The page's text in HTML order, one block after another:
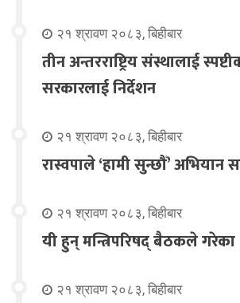
२१ श्रावण २०८३, बिहीबार
तीन अन्तरराष्ट्रिय संस्थालाई
सरकारलाई निर्देशन
२१ श्रावण २०८३, बिहीबार
रास्वपाले ‘हामी सुन्छौँ’ अभियान
२१ श्रावण २०८३, बिहीबार
यी हुन् मन्त्रिपरिषद् बैठकले गरेका
२१ श्रावण २०८३, बिहीबार